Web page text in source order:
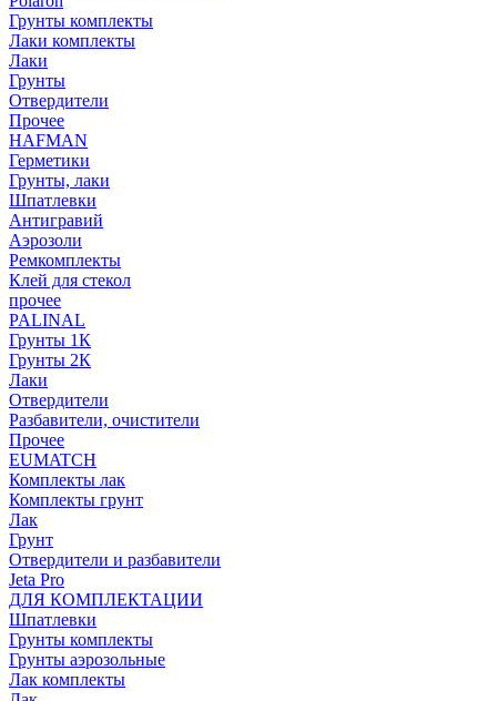
Грунты комплекты
Лаки комплекты
Лаки
Грунты
Отвердители
Прочее
HAFMAN
Герметики
Грунты, лаки
Шпатлевки
Антигравий
Аэрозоли
Ремкомплекты
Клей для стекол
прочее
PALINAL
Грунты 1К
Грунты 2К
Лаки
Отвердители
Разбавители, очистители
Прочее
EUMATCH
Комплекты лак
Комплекты грунт
Лак
Грунт
Отвердители и разбавители
Jeta Pro
ДЛЯ КОМПЛЕКТАЦИИ
Шпатлевки
Грунты комплекты
Грунты аэрозольные
Лак комплекты